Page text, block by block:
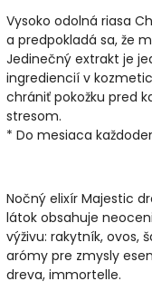
Vysoko odolná riasa
a predpokladá sa, že
Jedinečný extrakt je
ingrediencií v
chrániť pokožku pred
stresom.
* Do mesiaca
Nočný elixír Majestic
látok obsahuje
výživu: rakytník, ovos,
arómy pre zmysly
dreva, immortelle.